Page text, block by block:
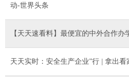
动-世界头条
【天天速看料】最便宜的中外合作办
天天实时：安全生产企业”行 | 拿出